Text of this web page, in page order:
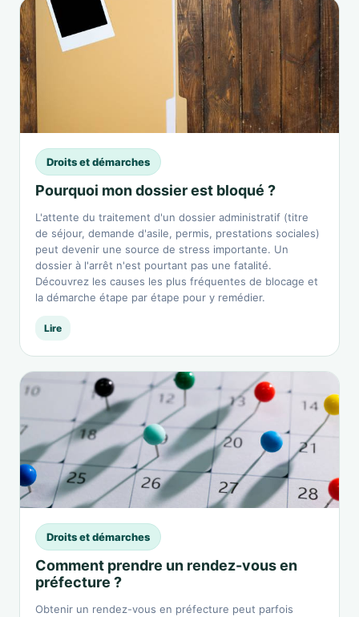
Droits et démarches
Pourquoi mon dossier est bloqué ?
L'attente du traitement d'un dossier administratif (titre
de séjour, demande d'asile, permis, prestations sociales)
peut devenir une source de stress importante. Un
dossier à l'arrêt n'est pourtant pas une fatalité.
Découvrez les causes les plus fréquentes de blocage et
la démarche étape par étape pour y remédier.
Lire
Droits et démarches
Comment prendre un rendez-vous en
préfecture ?
Obtenir un rendez-vous en préfecture peut parfois